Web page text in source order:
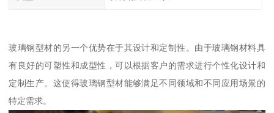
玻璃钢型材的另一个优势在于其设计和定制性。由于玻璃钢材料具
有良好的可塑性和成型性，可以根据客户的需求进行个性化设计和
定制生产。这使得玻璃钢型材能够满足不同领域和不同应用场景的
特定需求。